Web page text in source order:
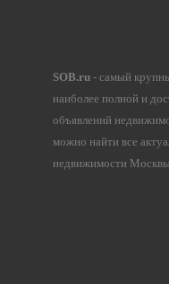
SOB.ru- самый
наиболее полной и
объявлений
можно найти все
недвижимости